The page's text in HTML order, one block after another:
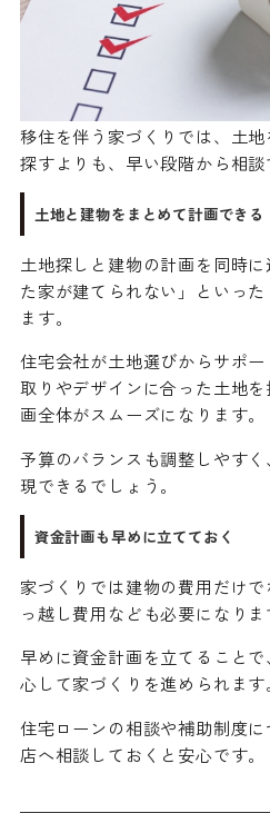
移住を伴う家づくりでは、土
探すよりも、早い段階から相談
土地と建物をまとめて計画できる
土地探しと建物の計画を同時
た家が建てられない」といっ
ます。
住宅会社が土地選びからサポ
取りやデザインに合った土地
画全体がスムーズになります。
予算のバランスも調整しやす
現できるでしょう。
資金計画も早めに立てておく
家づくりでは建物の費用だけ
っ越し費用なども必要になりま
早めに資金計画を立てること
心して家づくりを進められます
住宅ローンの相談や補助制度
店へ相談しておくと安心です。